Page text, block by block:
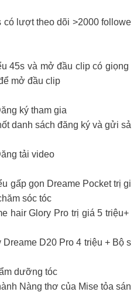
có lượt theo dõi >2000 followe
45s và mở đầu clip có giọng
mở đầu clip
ký tham gia
danh sách đăng ký và gửi sả
tải video
gấp gọn Dreame Pocket trị gi
sóc tóc
hair Glory Pro trị giá 5 triệu+
D20 Pro 4 triệu + Bộ s
dưỡng tóc
Nàng thơ của Mise tỏa sán